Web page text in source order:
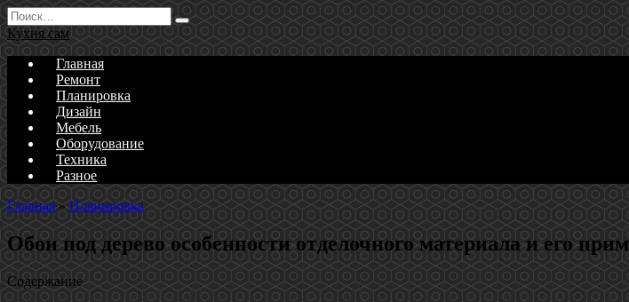
Перейти
к
содержанию
Search
for:
Кухня сам
Главная
Ремонт
Планировка
Дизайн
Мебель
Оборудование
Техника
Разное
Главная » Планировка
Обои под дерево особенности отделочного материала и его
Содержание